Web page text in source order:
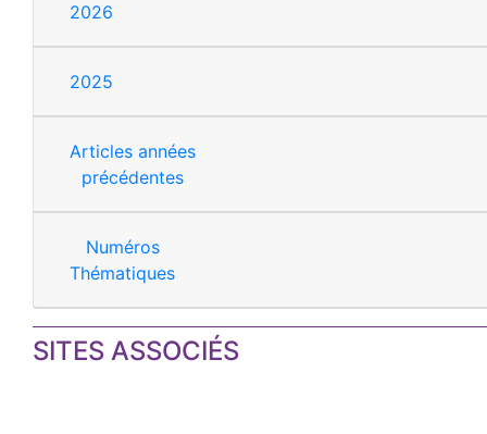
2026
2025
Articles années
précédentes
Numéros
Thématiques
SITES ASSOCIÉS